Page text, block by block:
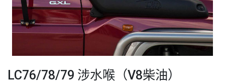
LC76/78/79 涉水喉（V8柴油）